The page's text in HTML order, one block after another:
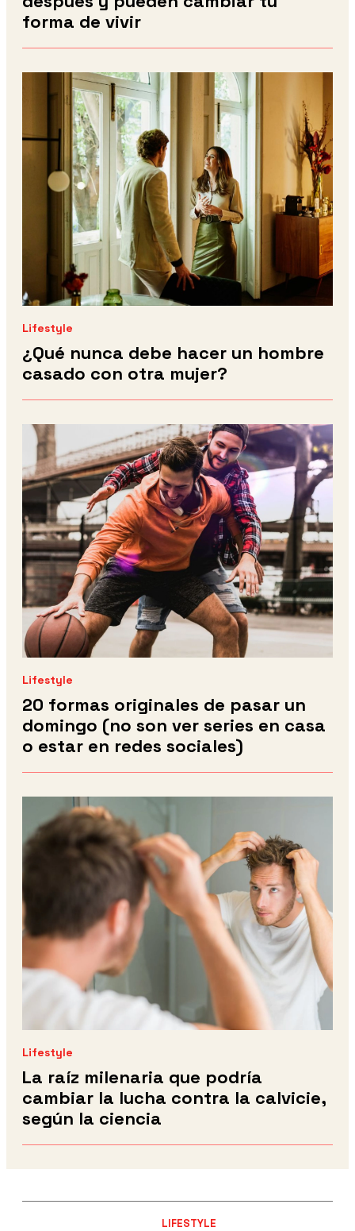
forma de vivir
Lifestyle
¿Qué nunca debe hacer un hombre
casado con otra mujer?
Lifestyle
20 formas originales de pasar un
domingo (no son ver series en casa
o estar en redes sociales)
Lifestyle
La raíz milenaria que podría
cambiar la lucha contra la calvicie,
según la ciencia
LIFESTYLE